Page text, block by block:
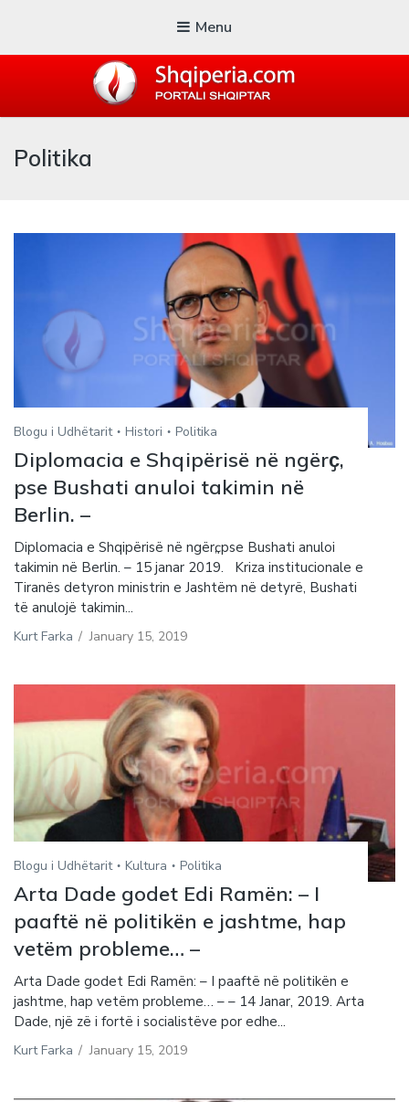
Menu
Blogu i ShqiperiaCom
Politika
Blogu i Udhëtarit Histori Politika
Diplomacia e Shqipërisë në ngërҫ,
pse Bushati anuloi takimin në
Berlin. –
Diplomacia e Shqipërisë në ngërҫ, pse Bushati anuloi
takimin në Berlin. – 15 janar 2019. Kriza institucionale e
Tiranës detyron ministrin e Jashtëm në detyrë, Bushati
të anulojë takimin...
Kurt Farka / January 15, 2019
Blogu i Udhëtarit Kultura Politika
Arta Dade godet Edi Ramën: – I
paaftë në politikën e jashtme, hap
vetëm probleme… –
Arta Dade godet Edi Ramën: – I paaftë në politikën e
jashtme, hap vetëm probleme… – – 14 Janar, 2019. Arta
Dade, një zë i fortë i socialistëve por edhe...
Kurt Farka / January 15, 2019